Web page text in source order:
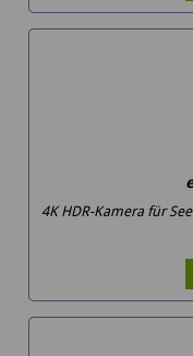
4K HDR-Kamera für